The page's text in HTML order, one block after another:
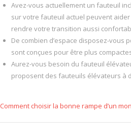
Avez-vous actuellement un fauteuil
sur votre fauteuil actuel peuvent
rendre votre transition aussi
De combien d’espace disposez-vous
sont conçues pour être plus
Aurez-vous besoin du fauteuil
proposent des fauteuils élévateurs à
Comment choisir la bonne rampe d’un